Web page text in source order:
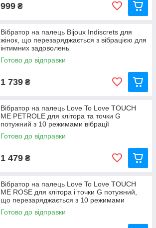
999 ₴
Вібратор на палець Bijoux Indiscrets для
жінок, що перезаряджається з вібрацією для
інтимних задоволень
Готово до відправки
1 739 ₴
Вібратор на палець Love To Love TOUCH
ME PETROLE для клітора та точки G
потужний з 10 режимами вібрації
Готово до відправки
1 479 ₴
Вібратор на палець Love To Love TOUCH
ME ROSE для клітора і точки G потужний,
що перезаряджається з 10 режимами
Готово до відправки